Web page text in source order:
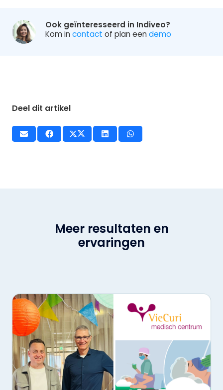
Ook geïnteresseerd in Indiveo?
Kom incontact of plan eendemo
Deel dit artikel
Meer resultaten en
ervaringen